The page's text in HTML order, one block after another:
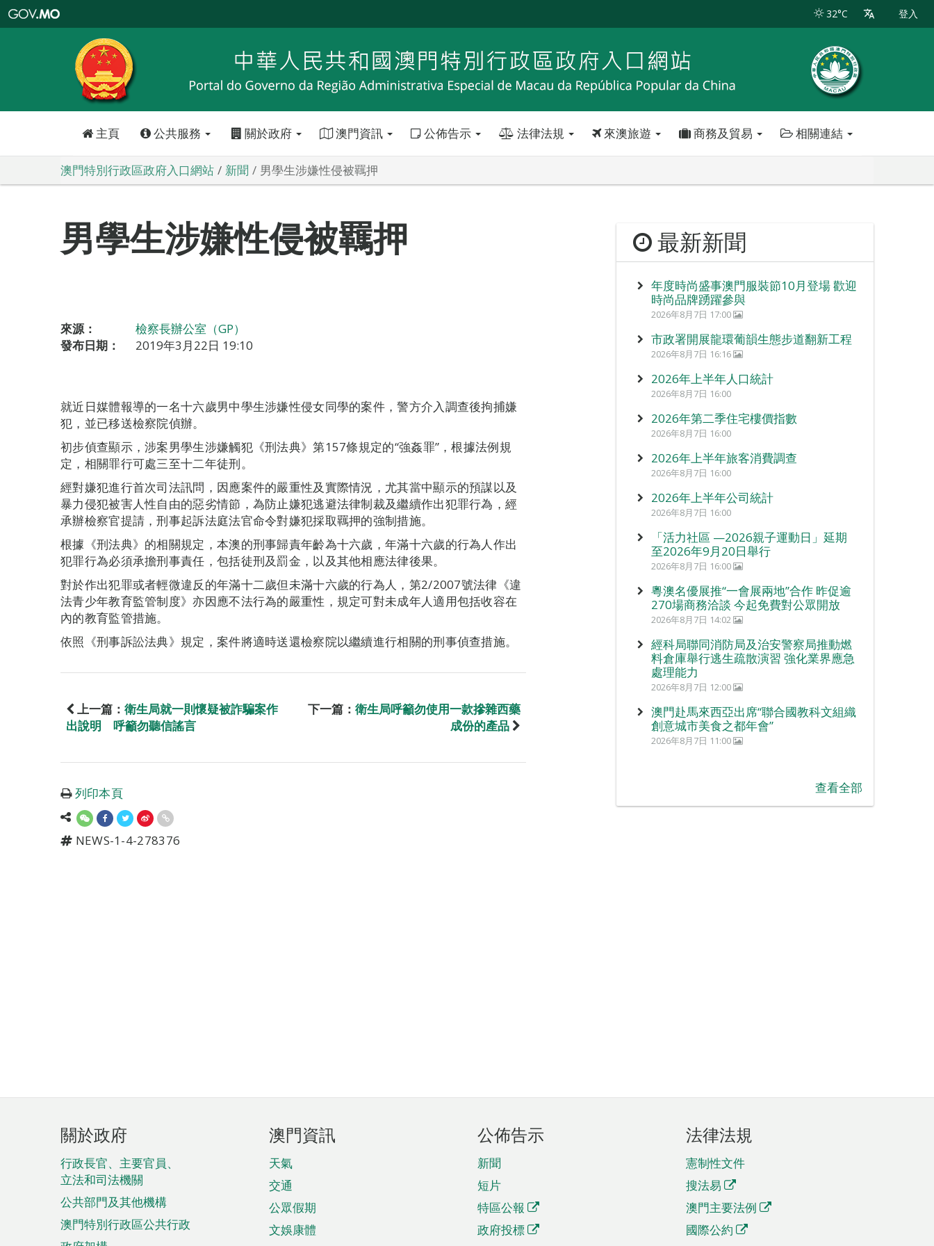
特
政
區
政
口
32°C 登入
主頁 公共服務 關於政府 澳門資訊 公佈告示 法律法規 來澳旅遊 商務及貿易 相關連結
澳門特別行政區政府入口網站 新聞 男學生涉嫌性侵被羈押
男學生涉嫌性侵被羈押
來源：
檢察長辦公室（GP）
發布日期：
2019年3月22日 19:10
就近日媒體報導的一名十六歲男中學生涉嫌性侵女同學的案件，警方介入調查後拘捕嫌
犯，並已移送檢察院偵辦。
初步偵查顯示，涉案男學生涉嫌觸犯《刑法典》第157條規定的“強姦罪”，根據法例規
定，相關罪行可處三至十二年徒刑。
經對嫌犯進行首次司法訊問，因應案件的嚴重性及實際情況，尤其當中顯示的預謀以及
暴力侵犯被害人性自由的惡劣情節，為防止嫌犯逃避法律制裁及繼續作出犯罪行為，經
承辦檢察官提請，刑事起訴法庭法官命令對嫌犯採取羈押的強制措施。
根據《刑法典》的相關規定，本澳的刑事歸責年齡為十六歲，年滿十六歲的行為人作出
犯罪行為必須承擔刑事責任，包括徒刑及罰金，以及其他相應法律後果。
對於作出犯罪或者輕微違反的年滿十二歲但未滿十六歲的行為人，第2/2007號法律《違
法青少年教育監管制度》亦因應不法行為的嚴重性，規定可對未成年人適用包括收容在
內的教育監管措施。
依照《刑事訴訟法典》規定，案件將適時送還檢察院以繼續進行相關的刑事偵查措施。
上一篇： 衛生局就一則懷疑被詐騙案作
出說明 呼籲勿聽信謠言
下一篇： 衛生局呼籲勿使用一款摻雜西藥
成份的產品
列印本頁
NEWS-1-4-278376
最新新聞
年度時尚盛事澳門服裝節10月登場 歡迎
時尚品牌踴躍參與
2026年8月7日 17:00
市政署開展龍環葡韻生態步道翻新工程
2026年8月7日 16:16
2026年上半年人口統計
2026年8月7日 16:00
2026年第二季住宅樓價指數
2026年8月7日 16:00
2026年上半年旅客消費調查
2026年8月7日 16:00
2026年上半年公司統計
2026年8月7日 16:00
「活力社區 —2026親子運動日」延期
至2026年9月20日舉行
2026年8月7日 16:00
粵澳名優展推“一會展兩地”合作 昨促逾
270場商務洽談 今起免費對公眾開放
2026年8月7日 14:02
經科局聯同消防局及治安警察局推動燃
料倉庫舉行逃生疏散演習 強化業界應急
處理能力
2026年8月7日 12:00
澳門赴馬來西亞出席“聯合國教科文組織
創意城市美食之都年會”
2026年8月7日 11:00
查看全部
頁
腳
菜
單
關於政府
行政長官、主要官員、
立法和司法機關
公共部門及其他機構
澳門特別行政區公共行政
澳門資訊
天氣
交通
公眾假期
文娛康體
公佈告示
新聞
短片
特區公報
政府投標
法律法規
憲制性文件
搜法易
澳門主要法例
國際公約